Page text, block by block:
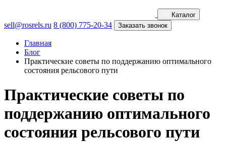
Каталог
sell@rosrels.ru 8 (800) 775-20-34 Заказать звонок
Главная
Блог
Практические советы по поддержанию оптимального
состояния рельсового пути
Практические советы по
поддержанию оптимального
состояния рельсового пути